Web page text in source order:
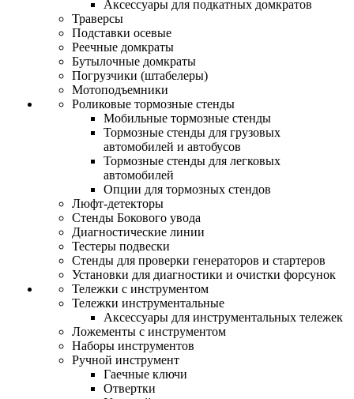
Аксессуары для подкатных домкратов
Траверсы
Подставки осевые
Реечные домкраты
Бутылочные домкраты
Погрузчики (штабелеры)
Мотоподъемники
Роликовые тормозные стенды
Мобильные тормозные стенды
Тормозные стенды для грузовых
автомобилей и автобусов
Тормозные стенды для легковых
автомобилей
Опции для тормозных стендов
Люфт-детекторы
Стенды Бокового увода
Диагностические линии
Тестеры подвески
Стенды для проверки генераторов и стартеров
Установки для диагностики и очистки форсунок
Тележки с инструментом
Тележки инструментальные
Аксессуары для инструментальных тележек
Ложементы с инструментом
Наборы инструментов
Ручной инструмент
Гаечные ключи
Отвертки